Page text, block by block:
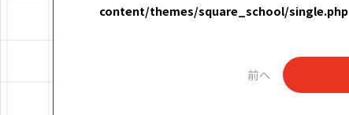
content/themes/square_school/single.php
前へ